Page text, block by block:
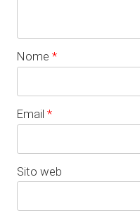
Nome *
Email *
Sito web